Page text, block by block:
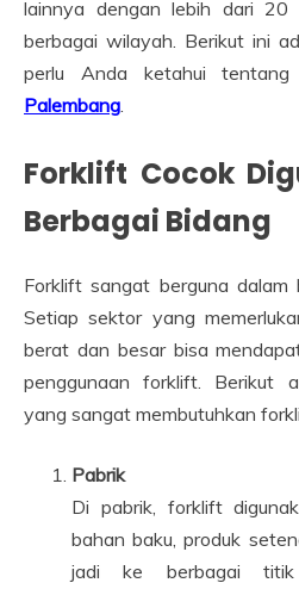
lainnya dengan lebih dari 20
berbagai wilayah. Berikut ini
perlu Anda ketahui
Palembang
Forklift Cocok
Berbagai Bidang
Forklift sangat berguna dalam
Setiap sektor yang
berat dan besar bisa
penggunaan forklift. Berikut
yang sangat membutuhkan
Pabrik
Di pabrik, forklift
bahan baku, produk
jadi ke berbagai